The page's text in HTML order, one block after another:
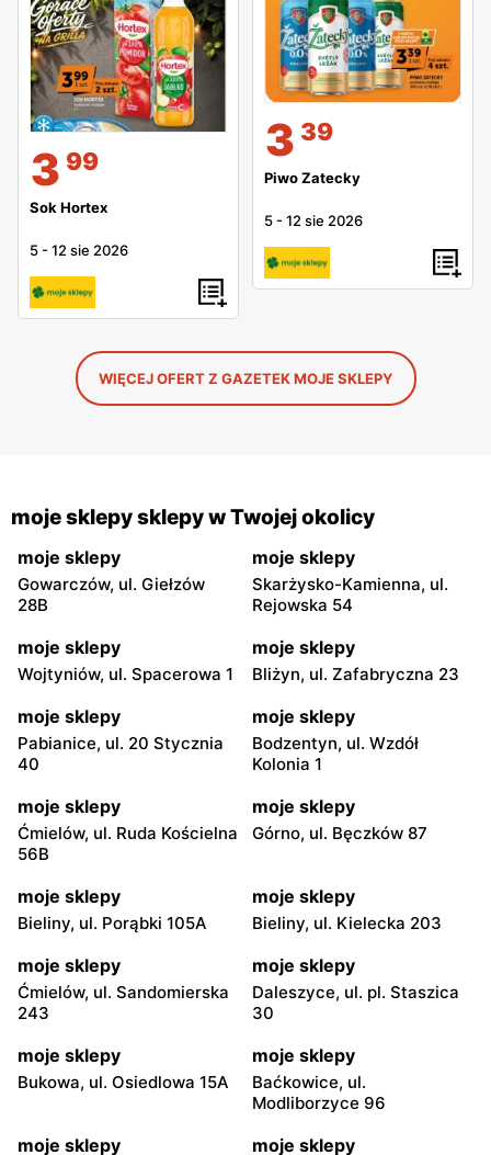
3 99
Sok Hortex
5 -12 sie 2026
3 39
Piwo Zatecky
5 -12 sie 2026
WIĘCEJ OFERT Z GAZETEK MOJE SKLEPY
moje sklepy sklepy w Twojej okolicy
moje sklepy
Gowarczów, ul. Giełzów
28B
moje sklepy
Skarżysko-Kamienna, ul.
Rejowska 54
moje sklepy
Wojtyniów, ul. Spacerowa 1
moje sklepy
Bliżyn, ul. Zafabryczna 23
moje sklepy
Pabianice, ul. 20 Stycznia
40
moje sklepy
Bodzentyn, ul. Wzdół
Kolonia 1
moje sklepy
Ćmielów, ul. Ruda Kościelna
56B
moje sklepy
Górno, ul. Bęczków 87
moje sklepy
Bieliny, ul. Porąbki 105A
moje sklepy
Bieliny, ul. Kielecka 203
moje sklepy
Ćmielów, ul. Sandomierska
243
moje sklepy
Daleszyce, ul. pl. Staszica
30
moje sklepy
Bukowa, ul. Osiedlowa 15A
moje sklepy
Baćkowice, ul.
Modliborzyce 96
moje sklepy moje sklepy